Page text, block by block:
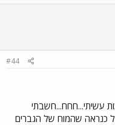
#44
עשיתי...חחח...חשבתי
כנראה שהמוח של הגברים